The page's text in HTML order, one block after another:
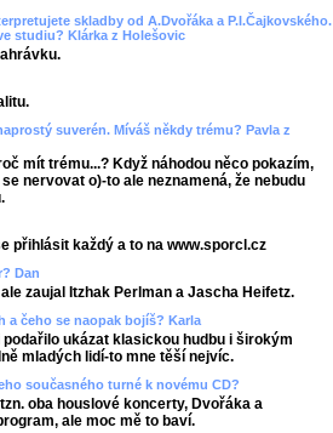
skladby od A.Dvořáka a P.I.Čajkovského.
studiu? Klárka z Holešovic
suverén. Míváš někdy trému? Pavla z
mít trému...? Když náhodou něco pokazím,
nervovat o)-to ale neznamená, že nebudu
přihlásit každý a to na www.sporcl.cz
Dan
zaujal Itzhak Perlman a Jascha Heifetz.
a čeho se naopak bojíš? Karla
ukázat klasickou hudbu i širokým
mladých lidí-to mne těší nejvíc.
současného turné k novému CD?
oba houslové koncerty, Dvořáka a
ale moc mě to baví.